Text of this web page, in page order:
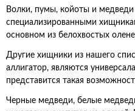
Волки, пумы, койоты и медведи
специализированными
основном из белохвостых
Другие хищники из нашего
аллигатор, являются
представится такая
Черные медведи, белые